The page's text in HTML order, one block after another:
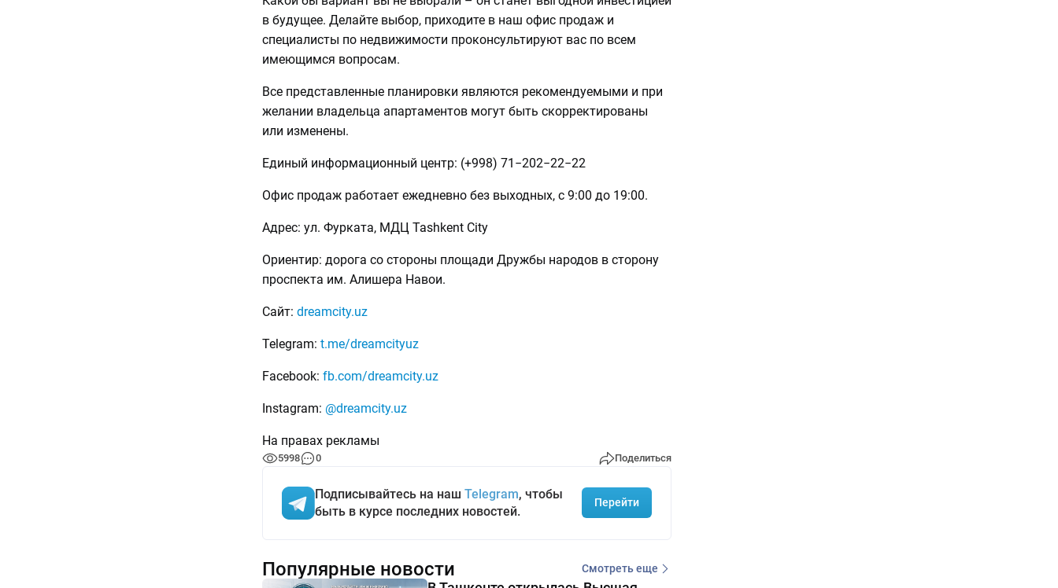
в будущее. Делайте выбор, приходите в наш офис продаж и
специалисты по недвижимости проконсультируют вас по всем
имеющимся вопросам.
Все представленные планировки являются рекомендуемыми и при
желании владельца апартаментов могут быть скорректированы
или изменены.
Единый информационный центр: (+998) 71−202−22−22
Офис продаж работает ежедневно без выходных, с 9:00 до 19:00.
Адрес: ул. Фурката, МДЦ Tashkent City
Ориентир: дорога со стороны площади Дружбы народов в сторону
проспекта им. Алишера Навои.
Сайт: dreamcity.uz
Telegram: t.me/dreamcityuz
Facebook: fb.com/dreamcity.uz
Instagram: @dreamcity.uz
На правах рекламы
5998 0 Поделиться
Подписывайтесь на наш Telegram, чтобы
быть в курсе последних новостей.
Перейти
Популярные новости Смотреть еще